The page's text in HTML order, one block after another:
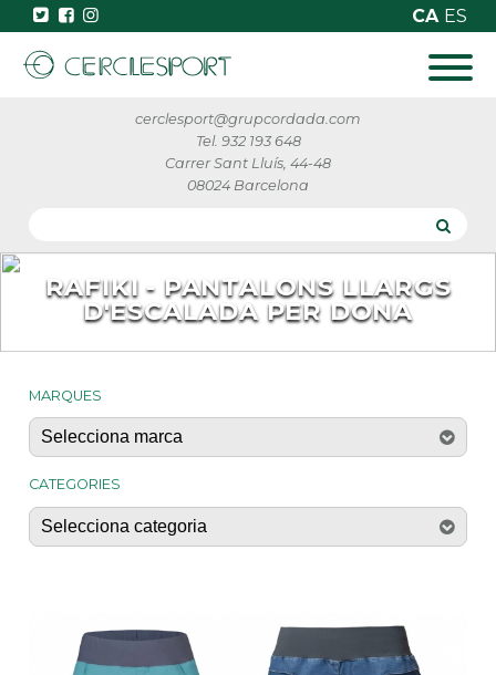
CA ES
cerclesport@grupcordada.com
Tel. 932 193 648
Carrer Sant Lluís, 44-48
08024 Barcelona
RAFIKI - PANTALONS LLARGS
D'ESCALADA PER DONA
MARQUES
CATEGORIES